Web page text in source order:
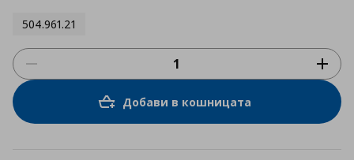
504.961.21
Добави в кошницата